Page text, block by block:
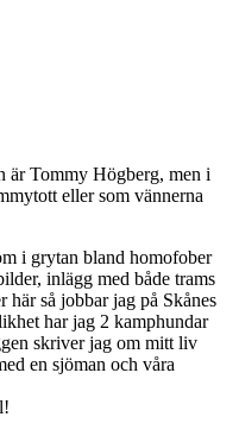
Tommy Högberg, men i
eller som vännerna
i grytan bland homofober
inlägg med både trams
så jobbar jag på Skånes
har jag 2 kamphundar
skriver jag om mitt liv
en sjöman och våra